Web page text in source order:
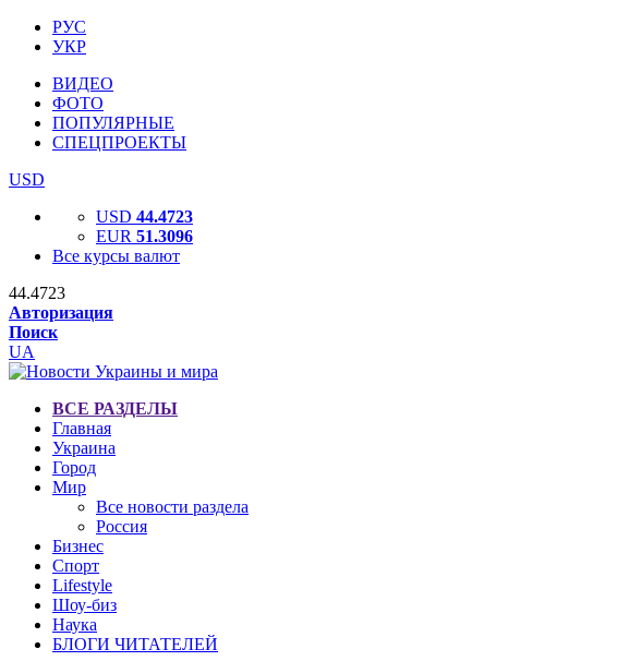
РУС
УКР
ВИДЕО
ФОТО
ПОПУЛЯРНЫЕ
СПЕЦПРОЕКТЫ
USD
USD 44.4723
EUR 51.3096
Все курсы валют
44.4723
Авторизация
Поиск
UA
ВСЕ РАЗДЕЛЫ
Главная
Украина
Город
Мир
Все новости раздела
Россия
Бизнес
Спорт
Lifestyle
Шоу-биз
Наука
БЛОГИ ЧИТАТЕЛЕЙ